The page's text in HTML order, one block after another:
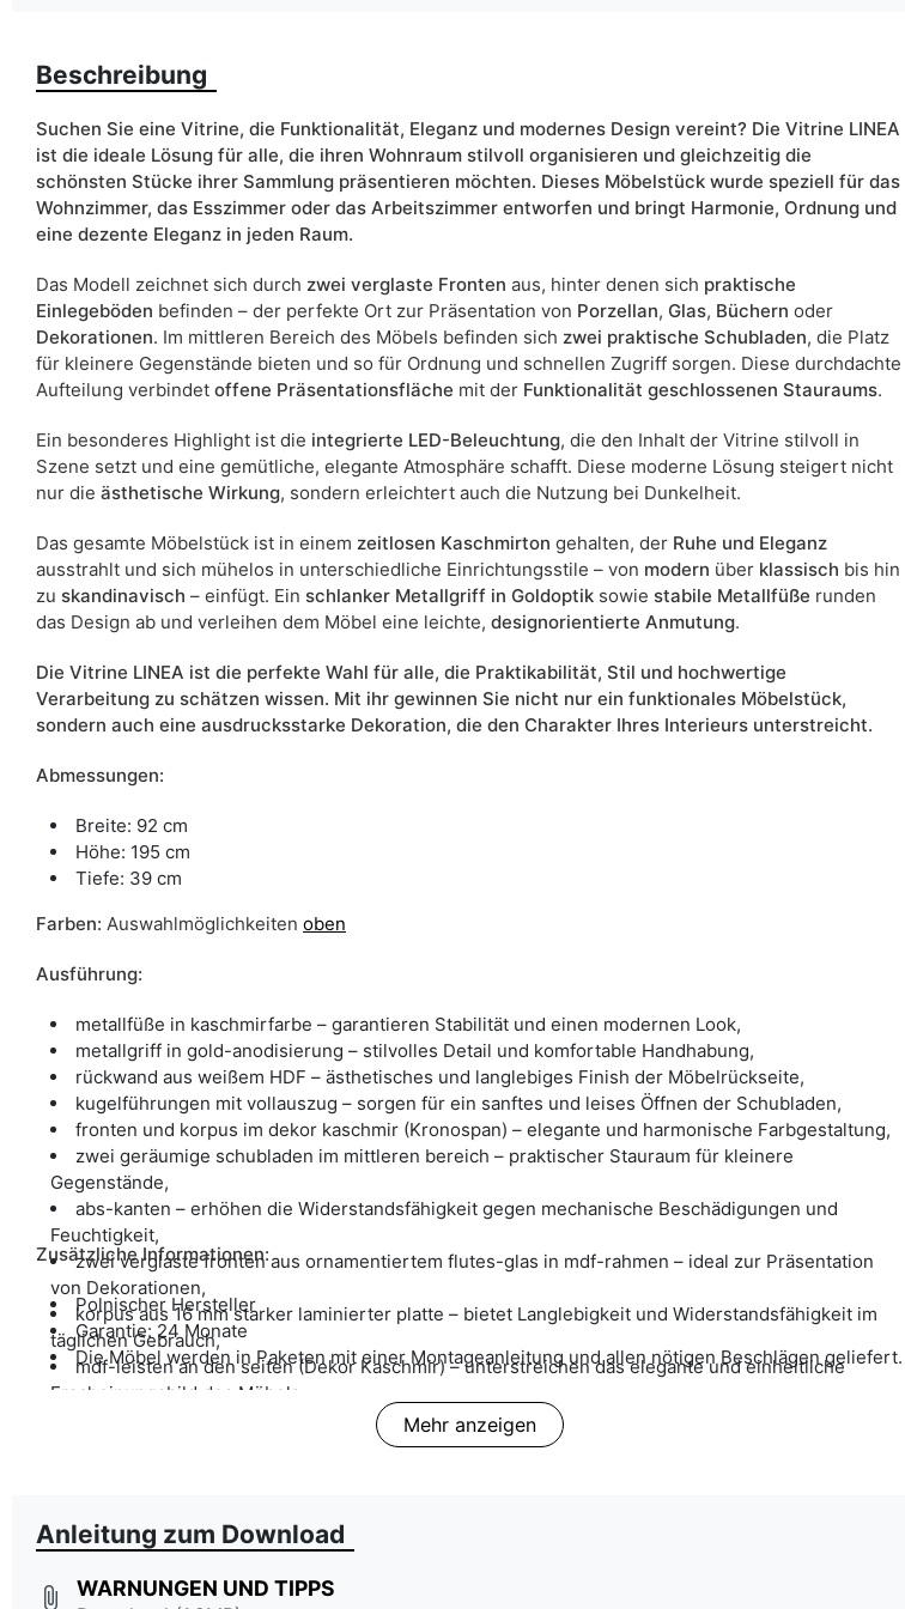
Farbe
Schubladen ja
Breite 82
ean13
Liefertermin: 11 Werktage
Aufgrund des Produktionsprozesses und der Materialeigenschaften sind Maßabweichungen von +/- 2–3 cm möglich.
Beschreibung
Suchen Sie eine Vitrine, die Funktionalität, Eleganz und modernes Design vereint? Die Vitrine LINEA
ist die ideale Lösung für alle, die ihren Wohnraum stilvoll organisieren und gleichzeitig die
schönsten Stücke ihrer Sammlung präsentieren möchten. Dieses Möbelstück wurde speziell für das
Wohnzimmer, das Esszimmer oder das Arbeitszimmer entworfen und bringt Harmonie, Ordnung und
eine dezente Eleganz in jeden Raum.
Das Modell zeichnet sich durch zwei verglaste Fronten aus, hinter denen sich praktische
Einlegeböden befinden – der perfekte Ort zur Präsentation von Porzellan, Glas, Büchern oder
Dekorationen. Im mittleren Bereich des Möbels befinden sich zwei praktische Schubladen, die Platz
für kleinere Gegenstände bieten und so für Ordnung und schnellen Zugriff sorgen. Diese durchdachte
Aufteilung verbindet offene Präsentationsfläche mit der Funktionalität geschlossenen Stauraums.
Ein besonderes Highlight ist die integrierte LED-Beleuchtung, die den Inhalt der Vitrine stilvoll in
Szene setzt und eine gemütliche, elegante Atmosphäre schafft. Diese moderne Lösung steigert nicht
nur die ästhetische Wirkung, sondern erleichtert auch die Nutzung bei Dunkelheit.
Das gesamte Möbelstück ist in einem zeitlosen Kaschmirton gehalten, der Ruhe und Eleganz
ausstrahlt und sich mühelos in unterschiedliche Einrichtungsstile – von modern über klassisch bis hin
zu skandinavisch – einfügt. Ein schlanker Metallgriff in Goldoptik sowie stabile Metallfüße runden
das Design ab und verleihen dem Möbel eine leichte, designorientierte Anmutung.
Die Vitrine LINEA ist die perfekte Wahl für alle, die Praktikabilität, Stil und hochwertige
Verarbeitung zu schätzen wissen. Mit ihr gewinnen Sie nicht nur ein funktionales Möbelstück,
sondern auch eine ausdrucksstarke Dekoration, die den Charakter Ihres Interieurs unterstreicht.
Abmessungen:
Breite: 92 cm
Höhe: 195 cm
Tiefe: 39 cm
Farben: Auswahlmöglichkeiten oben
Ausführung:
metallfüße in kaschmirfarbe – garantieren Stabilität und einen modernen Look,
metallgriff in gold-anodisierung – stilvolles Detail und komfortable Handhabung,
rückwand aus weißem HDF – ästhetisches und langlebiges Finish der Möbelrückseite,
kugelführungen mit vollauszug – sorgen für ein sanftes und leises Öffnen der Schubladen,
fronten und korpus im dekor kaschmir (Kronospan) – elegante und harmonische Farbgestaltung,
zwei geräumige schubladen im mittleren bereich – praktischer Stauraum für kleinere
Gegenstände,
abs-kanten – erhöhen die Widerstandsfähigkeit gegen mechanische Beschädigungen und
Feuchtigkeit,
zwei verglaste fronten aus ornamentiertem flutes-glas in mdf-rahmen – ideal zur Präsentation
von Dekorationen,
korpus aus 16 mm starker laminierter platte – bietet Langlebigkeit und Widerstandsfähigkeit im
täglichen Gebrauch,
mdf-leisten an den seiten (Dekor Kaschmir) – unterstreichen das elegante und einheitliche
Erscheinungsbild des Möbels,
integrierte led-beleuchtung im set (Lichtfarbe: neutralweiß) – hebt die ausgestellten Objekte
hervor und schafft eine gemütliche Atmosphäre im Raum.
Zusätzliche Informationen:
Polnischer Hersteller
Garantie: 24 Monate
Die Möbel werden in Paketen mit einer Montageanleitung und allen nötigen Beschlägen geliefert.
Mehr anzeigen
Anleitung zum Download
attach_file WARNUNGEN UND TIPPS